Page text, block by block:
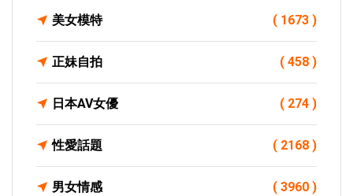
美女模特 ( 1673 )
正妹自拍 ( 458 )
日本AV女優 ( 274 )
性愛話題 ( 2168 )
男女情感 ( 3960 )